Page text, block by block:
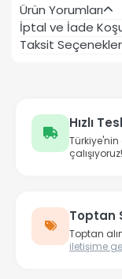
Ürün Yorumları
İptal ve İade
Taksit
Hızlı
çalışıyoruz!
Toptan
Toptan
iletişime